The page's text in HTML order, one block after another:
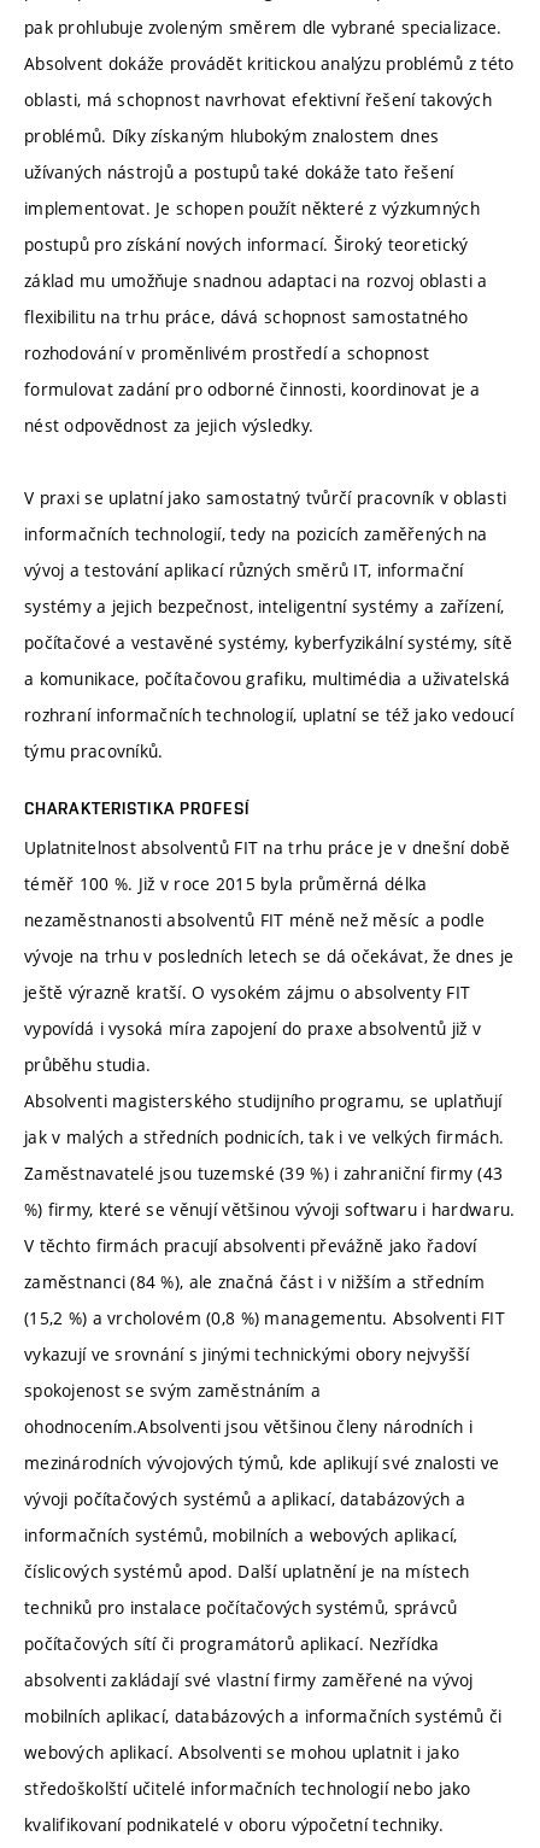
pak prohlubuje zvoleným směrem dle vybrané specializace.
Absolvent dokáže provádět kritickou analýzu problémů z této
oblasti, má schopnost navrhovat efektivní řešení takových
problémů. Díky získaným hlubokým znalostem dnes
užívaných nástrojů a postupů také dokáže tato řešení
implementovat. Je schopen použít některé z výzkumných
postupů pro získání nových informací. Široký teoretický
základ mu umožňuje snadnou adaptaci na rozvoj oblasti a
flexibilitu na trhu práce, dává schopnost samostatného
rozhodování v proměnlivém prostředí a schopnost
formulovat zadání pro odborné činnosti, koordinovat je a
nést odpovědnost za jejich výsledky.
V praxi se uplatní jako samostatný tvůrčí pracovník v oblasti
informačních technologií, tedy na pozicích zaměřených na
vývoj a testování aplikací různých směrů IT, informační
systémy a jejich bezpečnost, inteligentní systémy a zařízení,
počítačové a vestavěné systémy, kyberfyzikální systémy, sítě
a komunikace, počítačovou grafiku, multimédia a uživatelská
rozhraní informačních technologií, uplatní se též jako vedoucí
týmu pracovníků.
CHARAKTERISTIKA PROFESÍ
Uplatnitelnost absolventů FIT na trhu práce je v dnešní době
téměř 100 %. Již v roce 2015 byla průměrná délka
nezaměstnanosti absolventů FIT méně než měsíc a podle
vývoje na trhu v posledních letech se dá očekávat, že dnes je
ještě výrazně kratší. O vysokém zájmu o absolventy FIT
vypovídá i vysoká míra zapojení do praxe absolventů již v
průběhu studia.
Absolventi magisterského studijního programu, se uplatňují
jak v malých a středních podnicích, tak i ve velkých firmách.
Zaměstnavatelé jsou tuzemské (39 %) i zahraniční firmy (43
%) firmy, které se věnují většinou vývoji softwaru i hardwaru.
V těchto firmách pracují absolventi převážně jako řadoví
zaměstnanci (84 %), ale značná část i v nižším a středním
(15,2 %) a vrcholovém (0,8 %) managementu. Absolventi FIT
vykazují ve srovnání s jinými technickými obory nejvyšší
spokojenost se svým zaměstnáním a
ohodnocením.Absolventi jsou většinou členy národních i
mezinárodních vývojových týmů, kde aplikují své znalosti ve
vývoji počítačových systémů a aplikací, databázových a
informačních systémů, mobilních a webových aplikací,
číslicových systémů apod. Další uplatnění je na místech
techniků pro instalace počítačových systémů, správců
počítačových sítí či programátorů aplikací. Nezřídka
absolventi zakládají své vlastní firmy zaměřené na vývoj
mobilních aplikací, databázových a informačních systémů či
webových aplikací. Absolventi se mohou uplatnit i jako
středoškolští učitelé informačních technologií nebo jako
kvalifikovaní podnikatelé v oboru výpočetní techniky.